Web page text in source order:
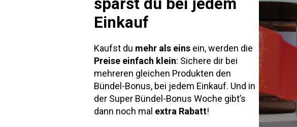
sparst du bei jedem
Einkauf
Kaufst du mehr als einsein, werden die
Preise einfach klein: Sichere dir bei
mehreren gleichen Produkten den
Bündel-Bonus, bei jedem Einkauf. Und in
der Super Bündel-Bonus Woche gibt’s
dann noch mal extra Rabatt!